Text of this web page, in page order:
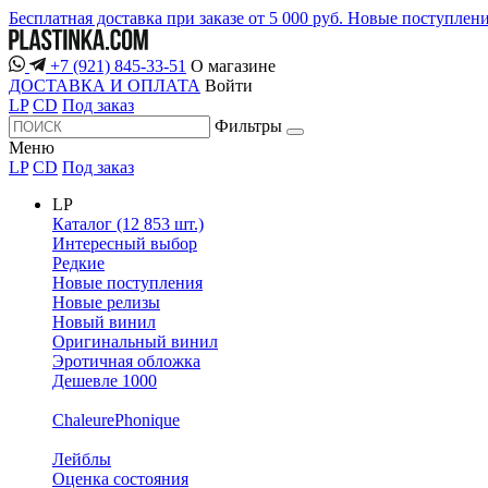
Бесплатная доставка при заказе от 5 000 руб. Новые
+7 (921) 845-33-51 О магазине
ДОСТАВКА И ОПЛАТА Войти
LP CD Под заказ
Фильтры
Меню
LP CD Под заказ
LP
Каталог (12 853 шт.)
Интересный выбор
Редкие
Новые поступления
Новые релизы
Новый винил
Оригинальный винил
Эротичная обложка
Дешевле 1000
ChaleurePhonique
Лейблы
Оценка состояния